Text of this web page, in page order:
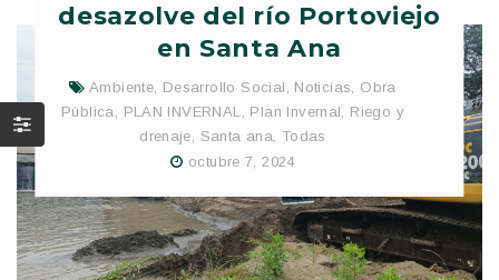
desazolve del río Portoviejo
en Santa Ana
Ambiente, Desarrollo Social , Noticias, Obra
Pública, PLAN INVERNAL, Plan Invernal, Riego y
drenaje, Santa ana, Todas
octubre 7, 2024